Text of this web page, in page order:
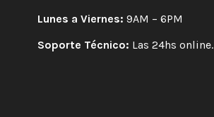
Lunes a Viernes: 9AM – 6PM
Soporte Técnico: Las 24hs online.